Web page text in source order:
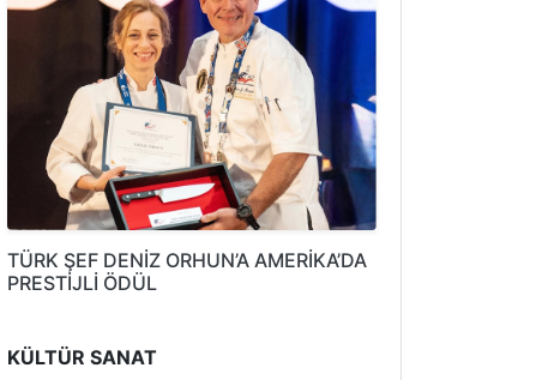
TÜRK ŞEF DENİZ ORHUN’A AMERİKA’DA
PRESTİJLİ ÖDÜL
KÜLTÜR SANAT